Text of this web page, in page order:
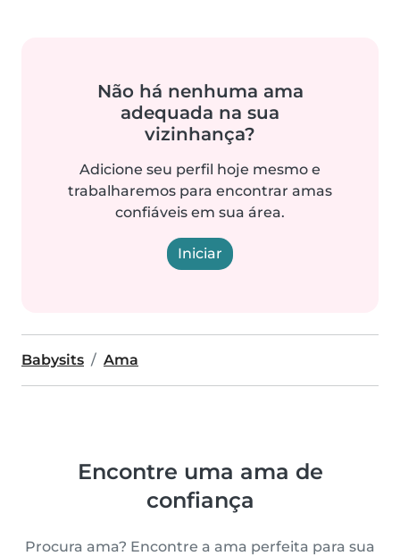
Não há nenhuma ama
adequada na sua
vizinhança?
Adicione seu perfil hoje mesmo e
trabalharemos para encontrar amas
confiáveis em sua área.
Iniciar
Babysits Ama
Encontre uma ama de
confiança
Procura ama? Encontre a ama perfeita para sua